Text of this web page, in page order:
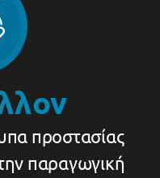
προστασίας
παραγωγική